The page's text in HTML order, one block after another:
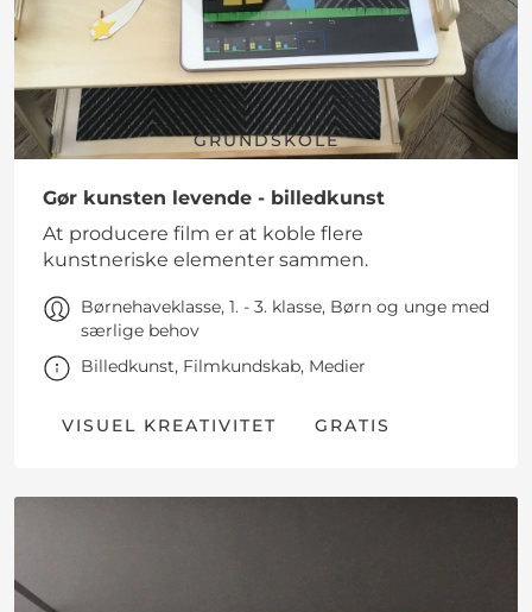
GRUNDSKOLE
Gør kunsten levende - billedkunst
At producere film er at koble flere
kunstneriske elementer sammen.
Børnehaveklasse, 1. - 3. klasse, Børn og unge med
særlige behov
Billedkunst, Filmkundskab, Medier
VISUEL KREATIVITET GRATIS